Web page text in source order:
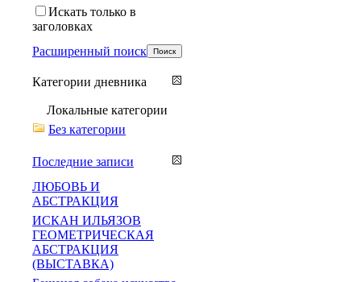
Искать только в
заголовках
Расширенный поиск
Категории дневника
Локальные категории
Без категории
Последние записи
ЛЮБОВЬ И
АБСТРАКЦИЯ
ИСКАН ИЛЬЯЗОВ
ГЕОМЕТРИЧЕСКАЯ
АБСТРАКЦИЯ
(ВЫСТАВКА)